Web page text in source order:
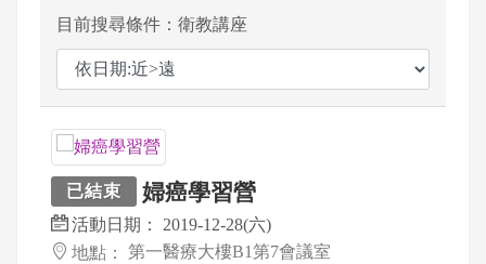
目前搜尋條件：衛教講座
已結束 婦癌學習營
活動日期：
2019-12-28(六)
地點：
第一醫療大樓B1第7會議室